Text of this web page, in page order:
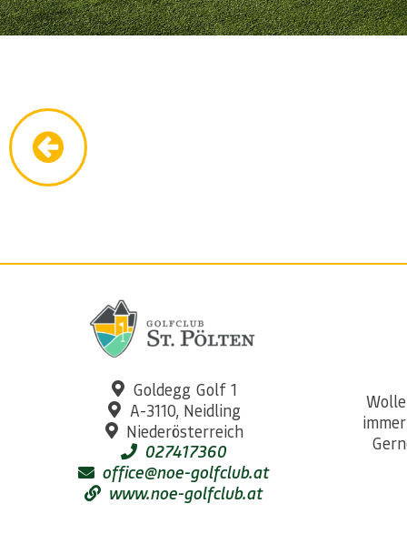
Goldegg Golf 1
A-3110, Neidling
Niederösterreich
027417360
office@noe-golfclub.at
www.noe-golfclub.at